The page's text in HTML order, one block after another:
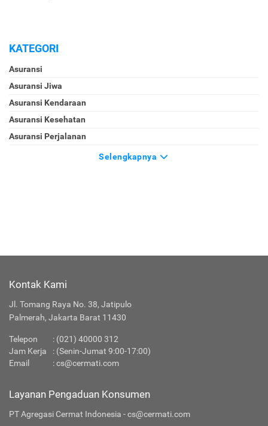
KATEGORI
Asuransi
Asuransi Jiwa
Asuransi Kendaraan
Asuransi Kesehatan
Asuransi Perjalanan
Selengkapnya
Kontak Kami
Jl. Tomang Raya No. 38, Jatipulo
Palmerah, Jakarta Barat 11430
Telepon : (021) 40000 312
Jam Kerja
: (Senin-Jumat 9:00-17:00)
Email
:cs@cermati.com
Layanan Pengaduan Konsumen
PT Agregasi Cermat Indonesia - cs@cermati.com